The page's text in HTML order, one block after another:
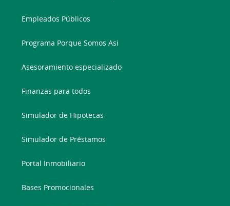
Empleados Públicos
Programa Porque Somos Asi
Asesoramiento especializado
Finanzas para todos
Simulador de Hipotecas
Simulador de Préstamos
Portal Inmobiliario
Bases Promocionales